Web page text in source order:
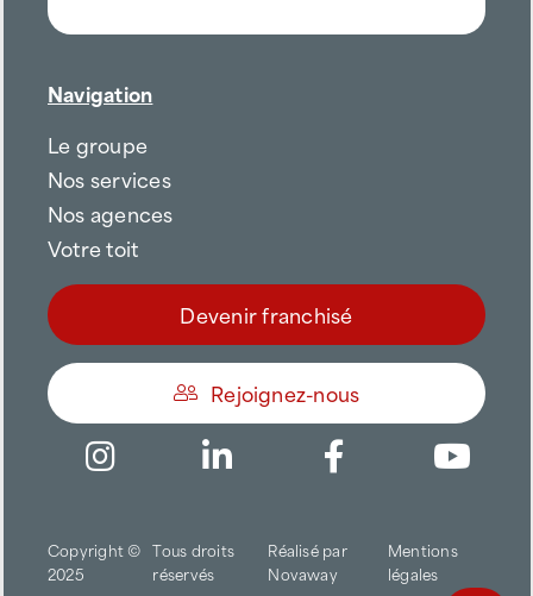
Navigation
Le groupe
Nos services
Nos agences
Votre toit
Devenir franchisé
Rejoignez-nous
Copyright ©
2025
Tous droits
réservés
Réalisé par
Novaway
Mentions
légales
Trouver une agence